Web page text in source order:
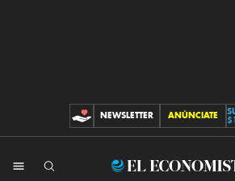
CONTRIBUCIONES
NEWSLETTER ANÚNCIATE
El